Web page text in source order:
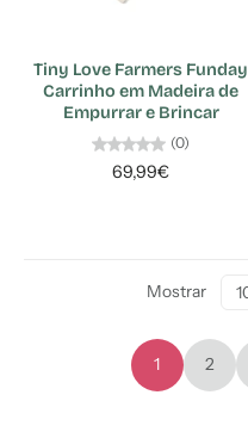
Tiny Love Farmers Funday
Carrinho em Madeira de
Empurrar e Brincar
(0)
69,99€
1 2
Mostrar